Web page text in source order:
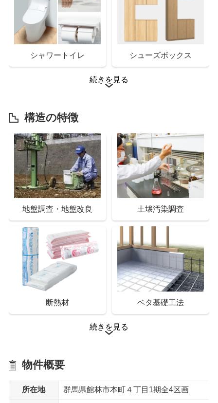
シャワートイレ シューズボックス
スマートドアキー インターホン
Low-Eペアガラス 樹脂複合サッシ
続きを見る
構造の特徴
地盤調査・地盤改良 土壌汚染調査
断熱材 ベタ基礎工法
通気工法
続きを見る
物件概要
所在地 群馬県館林市本町４丁目1期全4区画